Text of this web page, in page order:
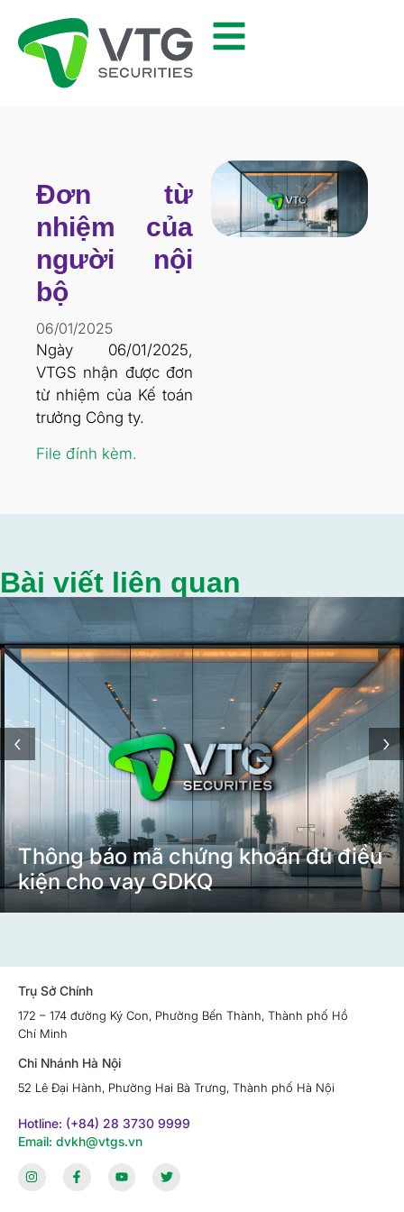
Đơn từ
nhiệm của
người nội
bộ
06/01/2025
Ngày 06/01/2025,
VTGS nhận được đơn
từ nhiệm của Kế toán
trưởng Công ty.
File đính kèm.
Bài viết liên quan
Thông báo mã chứng khoán đủ điều
kiện cho vay GDKQ
‹ ›
Trụ Sở Chính
172 – 174 đường Ký Con, Phường Bến Thành, Thành phố Hồ
Chí Minh
Chi Nhánh Hà Nội
52 Lê Đại Hành, Phường Hai Bà Trưng, Thành phố Hà Nội
Hotline: (+84) 28 3730 9999
Email: dvkh@vtgs.vn